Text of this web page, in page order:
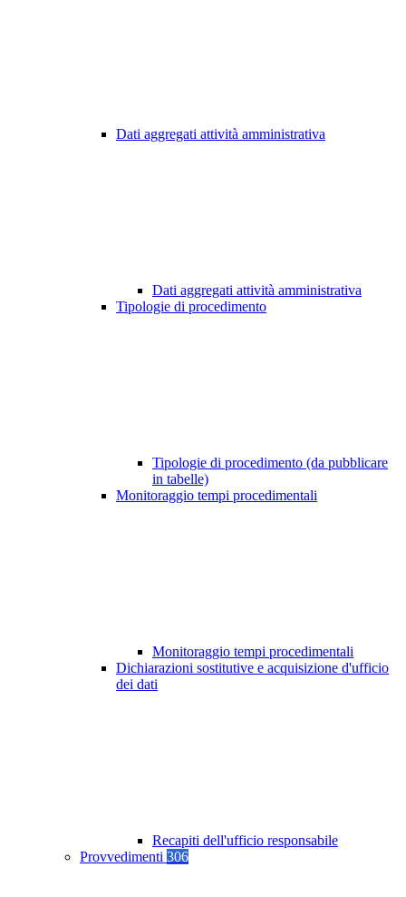
Dati aggregati attività amministrativa
Dati aggregati attività amministrativa
Tipologie di procedimento
Tipologie di procedimento (da pubblicare
in tabelle)
Monitoraggio tempi procedimentali
Monitoraggio tempi procedimentali
Dichiarazioni sostitutive e acquisizione d'ufficio
dei dati
Recapiti dell'ufficio responsabile
Provvedimenti 306